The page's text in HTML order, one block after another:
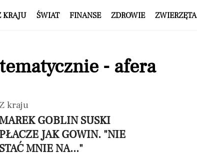
KRAJU ŚWIAT FINANSE ZDROWIE ZWIERZĘTA
- afera
kraju
GOBLIN SUSKI
PŁACZE JAK GOWIN. "NIE
STAĆ MNIE NA..."